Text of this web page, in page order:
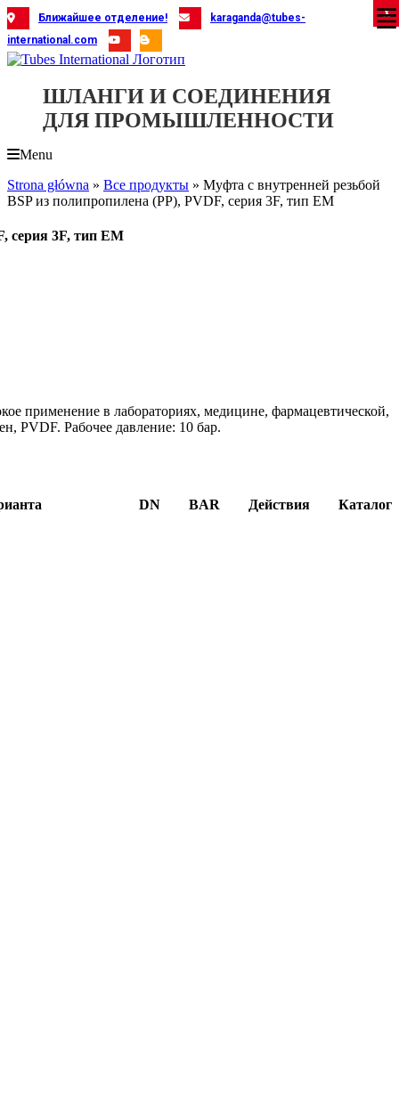
Skip
to
content
Ближайшее отделение!
karaganda@tubes-
international.com
ШЛАНГИ И СОЕДИНЕНИЯ
ДЛЯ ПРОМЫШЛЕННОСТИ
Menu
Strona główna » Все продукты » Муфта с внутренней резьбой
BSP из полипропилена (PP), PVDF, серия 3F, тип EM
серия 3F, тип EM
применение в лабораториях, медицине, фармацевтической,
PVDF. Рабочее давление: 10 бар.
DN BAR Действия Каталог
X
X
X
X
X
X
X
X
X
X
X
X
X
X
X
X
X
X
X